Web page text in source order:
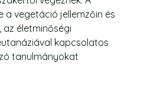
a vegetáció jellemzőin és
az életminőségi
kapcsolatos
tanulmányokat